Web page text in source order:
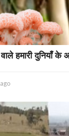
हमारी दुनियाँ
e
a
r